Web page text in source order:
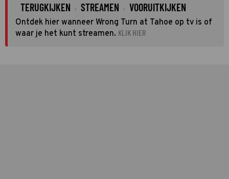
TERUGKIJKEN · STREAMEN · VOORUITKIJKEN
Ontdek hier wanneer Wrong Turn at Tahoe op tv is of
waar je het kunt streamen. KLIK HIER